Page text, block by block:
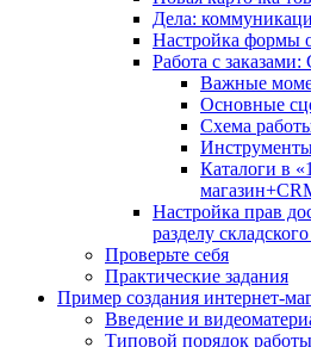
Дела:
Настройка формы
Работа с
Важные
Основные
Схема
Инструменты
Каталоги в
Настройка прав
разделу
Проверьте себя
Практические задания
Пример создания интернет-
Введение и
Типовой порядок работы